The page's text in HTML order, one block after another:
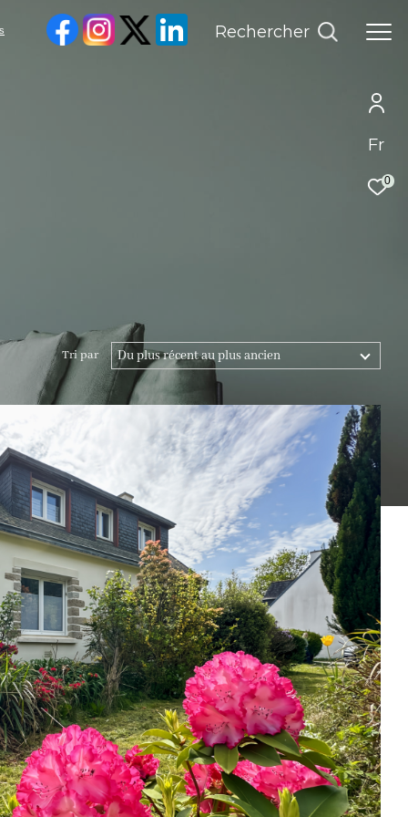
Fr
0
Rechercher
Tri par Du plus récent au plus ancien